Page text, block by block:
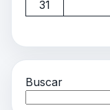
31
Buscar